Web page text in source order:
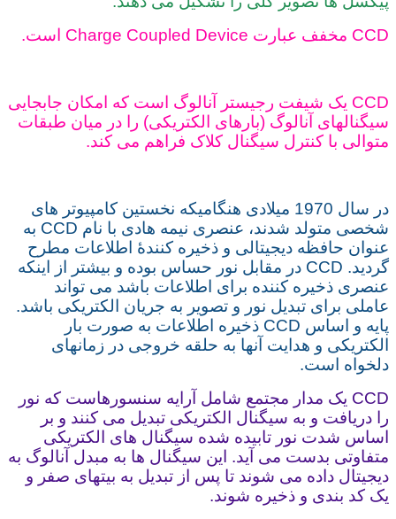
CCD مخفف عبارت Charge Coupled Device است.
CCD یک شیفت رجیستر آنالوگ است که امکان جابجایی
سیگنالهای آنالوگ (بارهای الکتریکی) را در میان طبقات
متوالی با کنترل سیگنال کلاک فراهم می کند.
در سال 1970 میلادی هنگامیکه نخستین کامپیوتر های
شخصی متولد شدند، عنصری نیمه هادی با نام CCD به
عنوان حافظه دیجیتالی و ذخیره کنندۀ اطلاعات مطرح
گردید. CCD در مقابل نور حساس بوده و بیشتر از اینکه
عنصری ذخیره کننده برای اطلاعات باشد می تواند
عاملی برای تبدیل نور و تصویر به جریان الکتریکی باشد.
پایه و اساس CCD ذخیره اطلاعات به صورت بار
الکتریکی و هدایت آنها به حلقه خروجی در زمانهای
دلخواه است.
CCD یک مدار مجتمع شامل آرایه سنسورهاست که نور
را دریافت و به سیگنال الکتریکی تبدیل می کنند و بر
اساس شدت نور تابیده شده سیگنال های الکتریکی
متفاوتی بدست می آید. این سیگنال ها به مبدل آنالوگ به
دیجیتال داده می شوند تا پس از تبدیل به بیتهای صفر و
یک کد بندی و ذخیره شوند.